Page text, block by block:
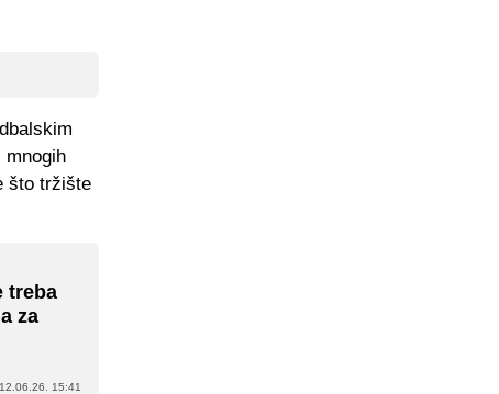
mnogih
što tržište
treba
za
12.06.26. 15:41